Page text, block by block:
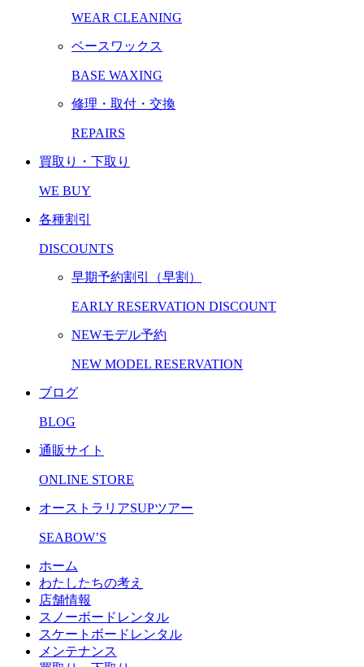
WEAR CLEANING
ベースワックス
BASE WAXING
修理・取付・交換
REPAIRS
買取り・下取り
WE BUY
各種割引
DISCOUNTS
早期予約割引（早割）
EARLY RESERVATION DISCOUNT
NEWモデル予約
NEW MODEL RESERVATION
ブログ
BLOG
通販サイト
ONLINE STORE
オーストラリアSUPツアー
SEABOW’S
ホーム
わたしたちの考え
店舗情報
スノーボードレンタル
スケートボードレンタル
メンテナンス